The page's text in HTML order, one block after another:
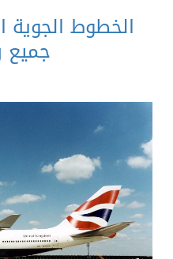
الخطوط الجوية
جميع